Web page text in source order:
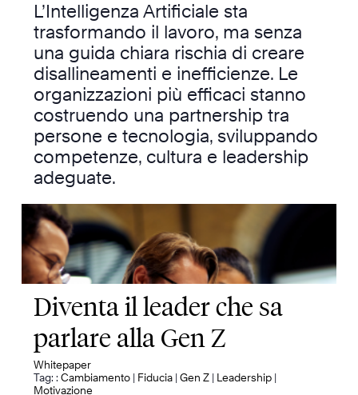
L’Intelligenza Artificiale sta
trasformando il lavoro, ma senza
una guida chiara rischia di creare
disallineamenti e inefficienze. Le
organizzazioni più efficaci stanno
costruendo una partnership tra
persone e tecnologia, sviluppando
competenze, cultura e leadership
adeguate.
Diventa il leader che sa
parlare alla Gen Z
Whitepaper
Tag: : Cambiamento | Fiducia |Gen Z | Leadership |
Motivazione